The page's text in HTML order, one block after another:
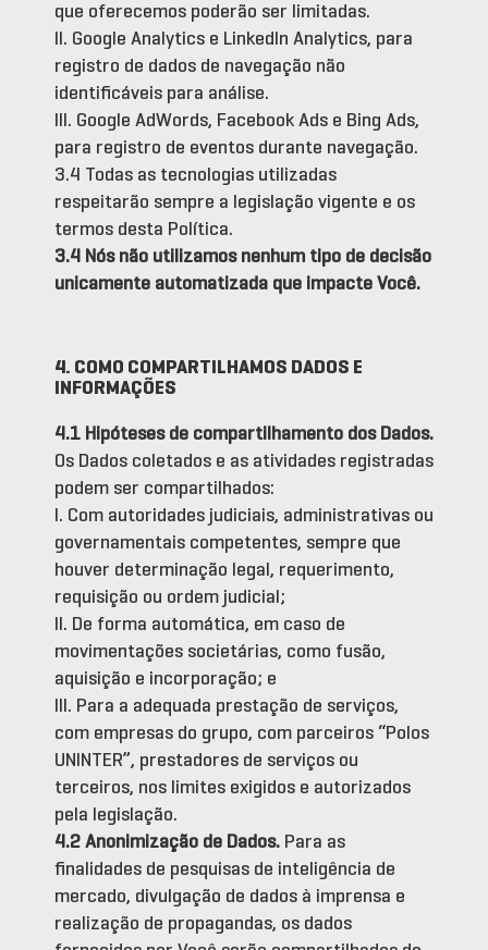
que oferecemos poderão ser limitadas.
II. Google Analytics e LinkedIn Analytics, para
registro de dados de navegação não
identificáveis para análise.
III. Google AdWords, Facebook Ads e Bing Ads,
para registro de eventos durante navegação.
3.4 Todas as tecnologias utilizadas
respeitarão sempre a legislação vigente e os
termos desta Política.
3.4 Nós não utilizamos nenhum tipo de decisão
unicamente automatizada que impacte Você.
4. COMO COMPARTILHAMOS DADOS E
INFORMAÇÕES
4.1 Hipóteses de compartilhamento dos Dados.
Os Dados coletados e as atividades registradas
podem ser compartilhados:
I. Com autoridades judiciais, administrativas ou
governamentais competentes, sempre que
houver determinação legal, requerimento,
requisição ou ordem judicial;
II. De forma automática, em caso de
movimentações societárias, como fusão,
aquisição e incorporação; e
III. Para a adequada prestação de serviços,
com empresas do grupo, com parceiros “Polos
UNINTER”, prestadores de serviços ou
terceiros, nos limites exigidos e autorizados
pela legislação.
4.2 Anonimização de Dados. Para as
finalidades de pesquisas de inteligência de
mercado, divulgação de dados à imprensa e
realização de propagandas, os dados